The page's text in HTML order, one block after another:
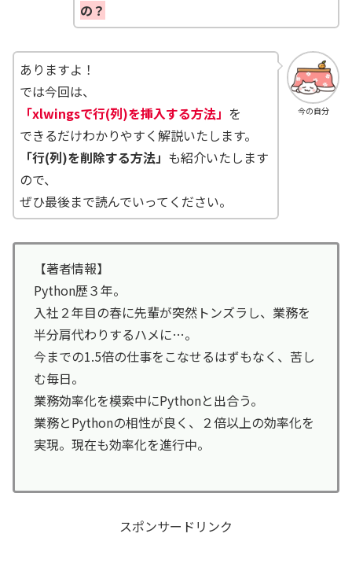
の？
今の自分
ありますよ！
では今回は、
「xlwingsで行(列)を挿入する方法」 を
できるだけわかりやすく解説いたします。
「行(列)を削除する方法」 も紹介いたします
ので、
ぜひ最後まで読んでいってください。
【著者情報】
Python歴３年。
入社２年目の春に先輩が突然トンズラし、業務を
半分肩代わりするハメに…。
今までの1.5倍の仕事をこなせるはずもなく、苦し
む毎日。
業務効率化を模索中にPythonと出合う。
業務とPythonの相性が良く、２倍以上の効率化を
実現。現在も効率化を進行中。
スポンサードリンク